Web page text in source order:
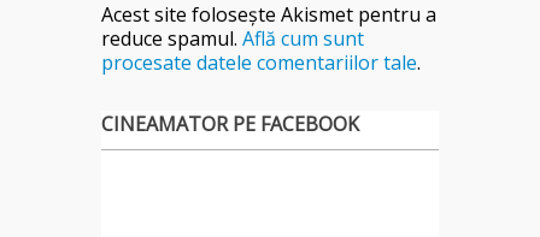
Acest site folosește Akismet pentru a
reduce spamul. Află cum sunt
procesate datele comentariilor tale.
CINEAMATOR PE FACEBOOK